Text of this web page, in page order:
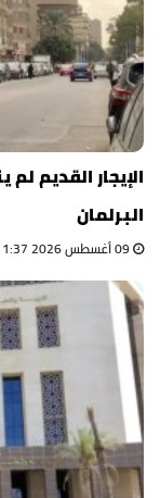
الإيجار القديم
البرلمان